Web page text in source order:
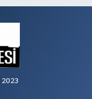
2023